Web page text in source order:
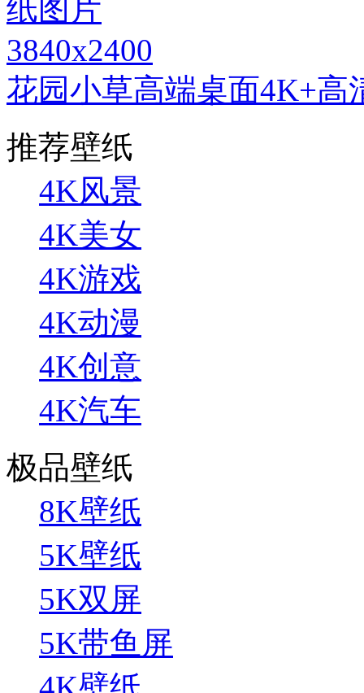
3840x2400
花园小草高端桌面4K+高
推荐壁纸
4K风景
4K美女
4K游戏
4K动漫
4K创意
4K汽车
极品壁纸
8K壁纸
5K壁纸
5K双屏
5K带鱼屏